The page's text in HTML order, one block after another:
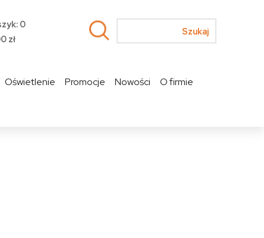
0
zł
Oświetlenie Promocje Nowości
O firmie